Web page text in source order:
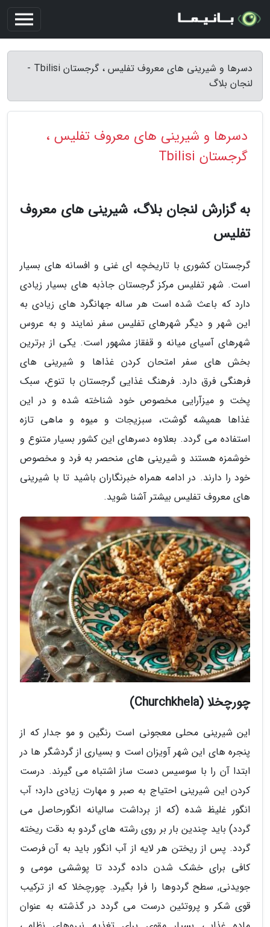
دسرها و شیرینی های معروف تفلیس ، گرجستان Tbilisi -
لنجان بلاگ
دسرها و شیرینی های معروف تفلیس ،
گرجستان Tbilisi
به گزارش لنجان بلاگ، شیرینی های معروف
تفلیس
گرجستان کشوری با تاریخچه ای غنی و افسانه های بسیار
است. شهر تفلیس مرکز گرجستان جاذبه های بسیار زیادی
دارد که باعث شده است هر ساله جهانگرد های زیادی به
این شهر و دیگر شهرهای تفلیس سفر نمایند و به عروس
شهرهای آسیای میانه و قفقاز مشهور است. یکی از برترین
بخش های سفر امتحان کردن غذاها و شیرینی های
فرهنگی فرق دارد. فرهنگ غذایی گرجستان با تنوع، سبک
پخت و میزآرایی مخصوص خود شناخته شده و در این
غذاها همیشه گوشت، سبزیجات و میوه و ماهی تازه
استفاده می گردد. بعلاوه دسرهای این کشور بسیار متنوع و
خوشمزه هستند و شیرینی های منحصر به فرد و مخصوص
خود را دارند. در ادامه همراه خبرنگاران باشید تا با شیرینی
های معروف تفلیس بیشتر آشنا شوید.
چورچخلا (Churchkhela)
این شیرینی محلی معجونی است رنگین و مو جدار که از
پنجره های این شهر آویزان است و بسیاری از گردشگر ها در
ابتدا آن را با سوسیس دست ساز اشتباه می گیرند. درست
کردن این شیرینی احتیاج به صبر و مهارت زیادی دارد؛ آب
انگور غلیظ شده (که از برداشت سالیانه انگورحاصل می
گردد) باید چندین بار بر روی رشته های گردو به دقت ریخته
گردد. پس از ریختن هر لایه از آب انگور باید به آن فرصت
کافی برای خشک شدن داده گردد تا پوششی مومی و
جویدنی, سطح گردوها را فرا بگیرد. چورچخلا که از ترکیب
قوی شکر و پروتئین درست می گردد در گذشته به عنوان